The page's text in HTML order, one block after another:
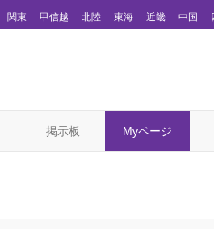
関東 甲信越 北陸 東海 近畿 中国
掲示板 Myページ